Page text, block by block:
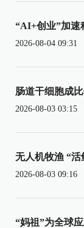
“AI+创业”加速
2026-08-04 09:31
肠道干细胞成
2026-08-03 03:15
无人机牧渔 “活
2026-08-03 09:16
“妈祖”为全球